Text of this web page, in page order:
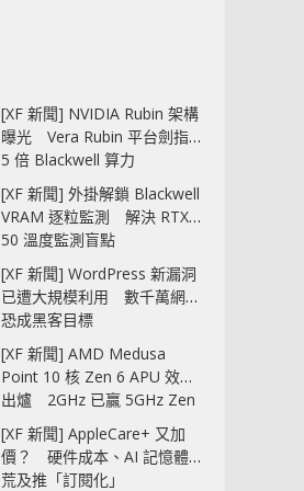
[XF 新聞] NVIDIA Rubin 架構
曝光 Vera Rubin 平台劍指
5 倍 Blackwell 算力
[XF 新聞] 外掛解鎖 Blackwell
VRAM 逐粒監測 解決 RTX
50 溫度監測盲點
[XF 新聞] WordPress 新漏洞
已遭大規模利用 數千萬網站
恐成黑客目標
[XF 新聞] AMD Medusa
Point 10 核 Zen 6 APU 效能
出爐 2GHz 已贏 5GHz Zen
5‧全速 5.4GHz 更拉開距離
[XF 新聞] AppleCare+ 又加
價？ 硬件成本、AI 記憶體
荒及推「訂閱化」